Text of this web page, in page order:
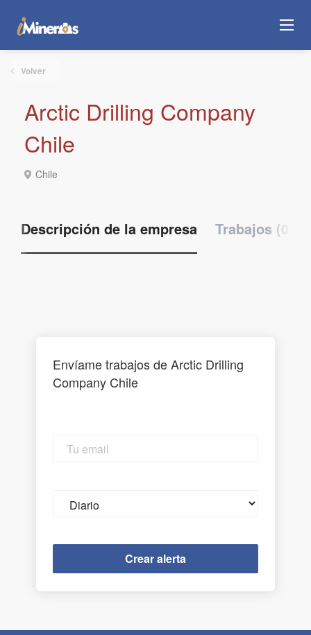
Volver
Arctic Drilling Company
Chile
Chile
Descripción de la empresa Trabajos (0)
Envíame trabajos de Arctic Drilling
Company Chile
email
frequency